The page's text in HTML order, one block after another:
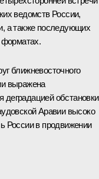
ведомств России,
а также последующих
форматах.
ближневосточного
выражена
обстановки
Аравии высоко
России в продвижении